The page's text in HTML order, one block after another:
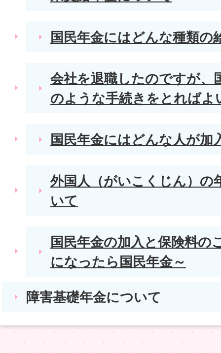
国民年金にはどんな種類の
会社を退職したのですが、
のような手続きをとればよ
国民年金にはどんな人が加
外国人（がいこくじん）の
いて
国民年金の加入と保険料の
になったら国民年金～
障害基礎年金について